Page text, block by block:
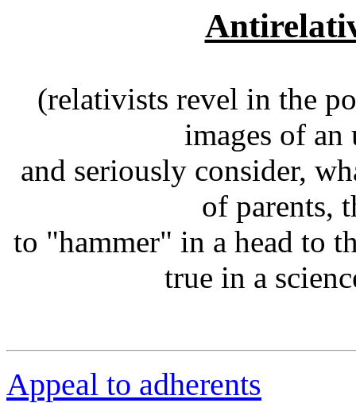
(relativists revel in the
images of
and seriously consider,
of parents,
to "hammer" in a head to
true in a
Appeal to adherents